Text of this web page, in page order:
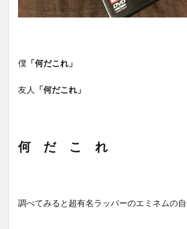
僕 「何だこれ」
友人 「何だこれ」
何 だ こ れ
調べてみると超有名ラッパーのエミネムの自